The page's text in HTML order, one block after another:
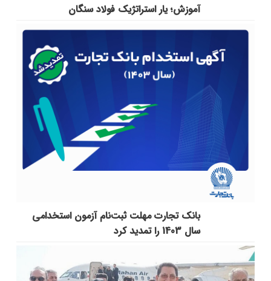
آموزش؛ یار استراتژیک فولاد سنگان
بانک تجارت مهلت ثبت‌نام آزمون استخدامی
سال 1403 را تمدید کرد